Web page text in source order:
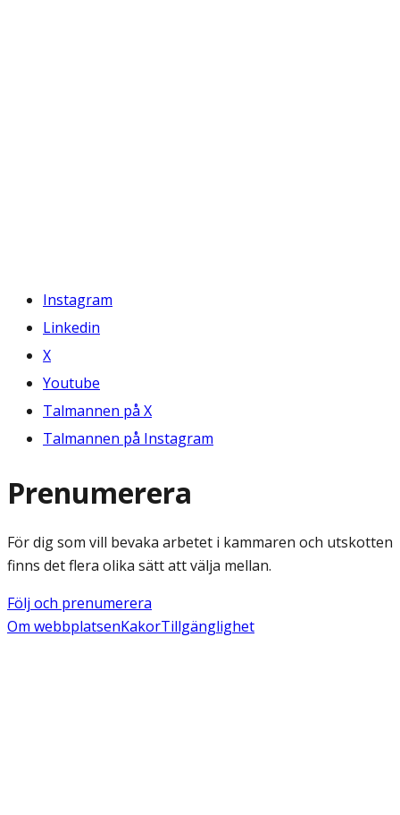
Instagram
Linkedin
X
Youtube
Talmannen på X
Talmannen på Instagram
Prenumerera
För dig som vill bevaka arbetet i kammaren och utskotten
finns det flera olika sätt att välja mellan.
Följ och prenumerera
Om webbplatsenKakorTillgänglighet